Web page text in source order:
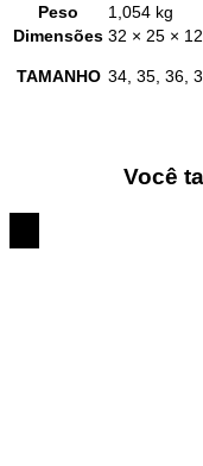
Peso
1,054 kg
Dimensões 32 × 25 ×
TAMANHO 34, 35, 36,
Você